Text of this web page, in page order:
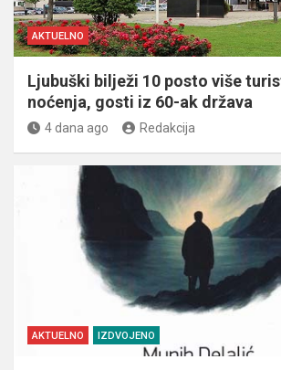
AKTUELNO
Ljubuški bilježi 10 posto više
noćenja, gosti iz 60-ak država
4 dana ago Redakcija
AKTUELNO IZDVOJENO